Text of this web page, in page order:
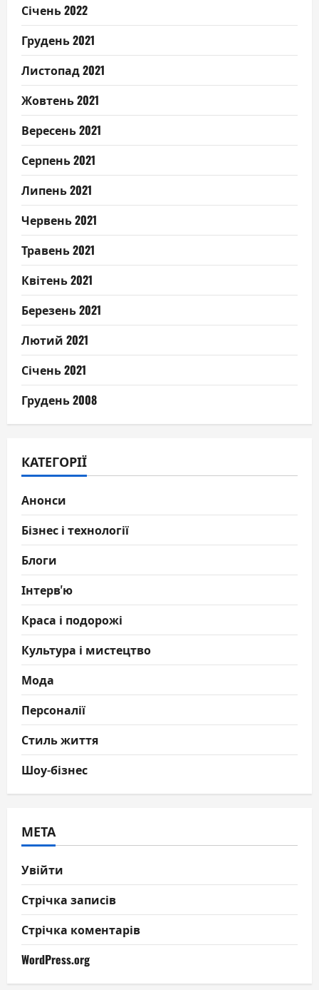
Січень 2022
Грудень 2021
Листопад 2021
Жовтень 2021
Вересень 2021
Серпень 2021
Липень 2021
Червень 2021
Травень 2021
Квітень 2021
Березень 2021
Лютий 2021
Січень 2021
Грудень 2008
КАТЕГОРІЇ
Анонси
Бізнес і технології
Блоги
Інтерв'ю
Краса і подорожі
Культура і мистецтво
Мода
Персоналії
Стиль життя
Шоу-бізнес
МЕТА
Увійти
Стрічка записів
Стрічка коментарів
WordPress.org